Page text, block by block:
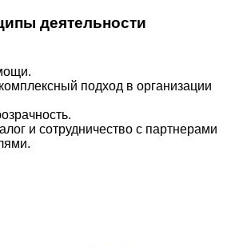
деятельности
подход в организации
и сотрудничество с партнерами